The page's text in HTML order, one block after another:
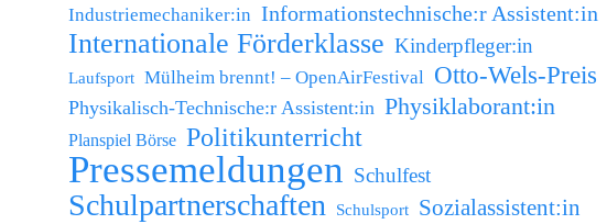
Industriemechaniker:in Informationstechnische:r Assistent:in
Internationale Förderklasse Kinderpfleger:in
Laufsport Mülheim brennt! – OpenAirFestival Otto-Wels-Preis
Physikalisch-Technische:r Assistent:in Physiklaborant:in
Planspiel Börse Politikunterricht
Pressemeldungen Schulfest
Schulpartnerschaften Schulsport Sozialassistent:in